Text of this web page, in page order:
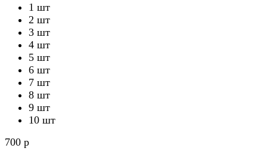
1 шт
2 шт
3 шт
4 шт
5 шт
6 шт
7 шт
8 шт
9 шт
10 шт
700 р